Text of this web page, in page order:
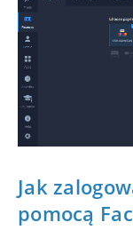
Jak
pomocą